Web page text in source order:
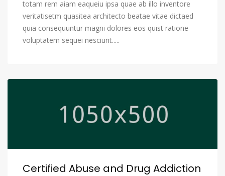
totam rem aiam eaqueiu ipsa quae ab illo inventore
veritatisetm quasitea architecto beatae vitae dictaed
quia consequuntur magni dolores eos quist ratione
voluptatem sequei nesciunt.....
Certified Abuse and Drug Addiction